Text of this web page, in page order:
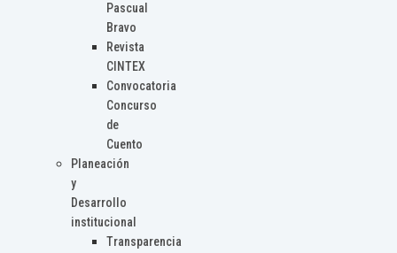
Pascual
Bravo
Revista
CINTEX
Convocatoria
Concurso
de
Cuento
Planeación
y
Desarrollo
institucional
Transparencia